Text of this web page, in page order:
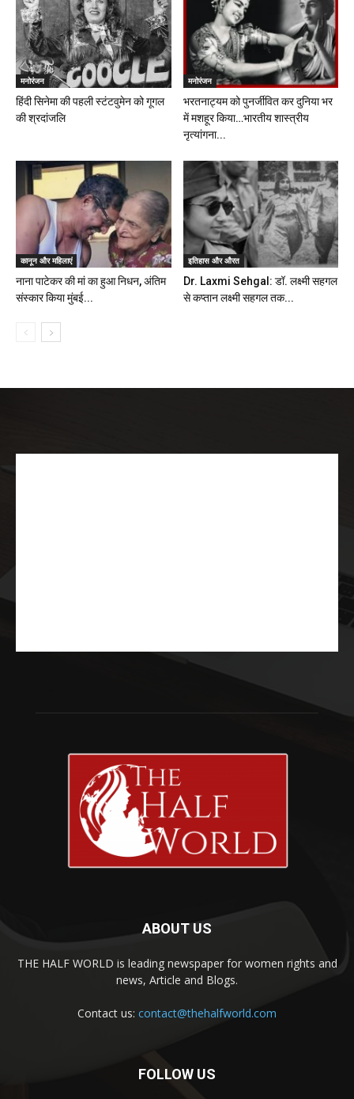
मनोरंजन
हिंदी सिनेमा की पहली स्टंटवुमेन को गूगल
की श्रदांजलि
मनोरंजन
भरतनाट्यम को पुनर्जीवित कर दुनिया भर
में मशहूर किया…भारतीय शास्त्रीय
नृत्यांगना...
कानून और महिलाएं
नाना पाटेकर की मां का हुआ निधन, अंतिम
संस्‍कार किया मुंबई...
इतिहास और औरत
Dr. Laxmi Sehgal: डॉ. लक्ष्मी सहगल
से कप्तान लक्ष्मी सहगल तक...
ABOUT US
THE HALF WORLD is leading newspaper for women rights and
news, Article and Blogs.
Contact us: contact@thehalfworld.com
FOLLOW US